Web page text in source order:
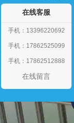
在线客服
手机：13396220692
手机：17862525099
手机：17862512888
在线留言